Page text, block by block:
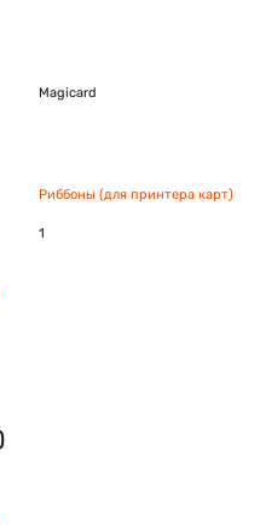
Magicard
Риббоны (для принтера карт)
1